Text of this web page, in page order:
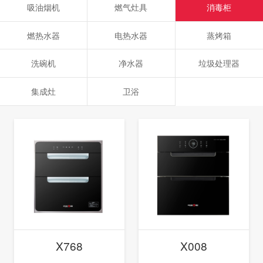
吸油烟机 燃气灶具 消毒柜
燃热水器 电热水器 蒸烤箱
洗碗机 净水器 垃圾处理器
集成灶 卫浴
X768 X008